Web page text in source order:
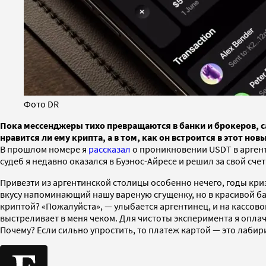
Фото DR
Пока мессенджеры тихо превращаются в банки и брокеров,
нравится ли ему крипта, а в том, как он встроится в этот
В прошлом номере я рассказал о проникновении USDT в
судеб я недавно оказался в Буэнос-Айресе и решил за свой
Привезти из аргентинской столицы особенно нечего, годы
вкусу напоминающий нашу вареную сгущенку, но в красивой
криптой? «Пожалуйста», — улыбается аргентинец, и на
выстреливает в меня чеком. Для чистоты эксперимента я
Почему? Если сильно упростить, то платеж картой — это